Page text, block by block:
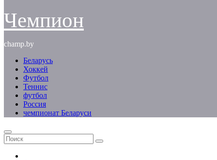
Чемпион
champ.by
Беларусь
Хоккей
Футбол
Теннис
футбол
Россия
чемпионат Беларуси